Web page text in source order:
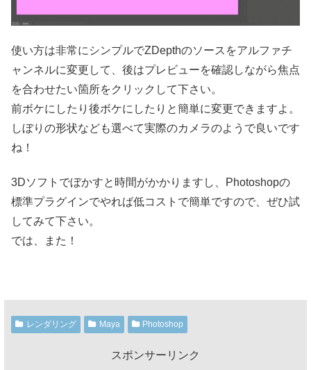
使い方は非常にシンプルでZDepthのソースをアルファチ
ャンネルに変更して、後はプレビューを確認しながら焦点
を合わせたい箇所をクリックして下さい。
前ボケにしたり後ボケにしたりと簡単に変更できますよ。
しぼりの形状なども選べて実際のカメラのようで良いです
ね！
3Dソフトでぼかすと時間がかかりますし、Photoshopの
標準プラグインでやれば低コストで簡単ですので、ぜひ試
してみて下さい。
では、また！
レンダリング Maya Photoshop
スポンサーリンク